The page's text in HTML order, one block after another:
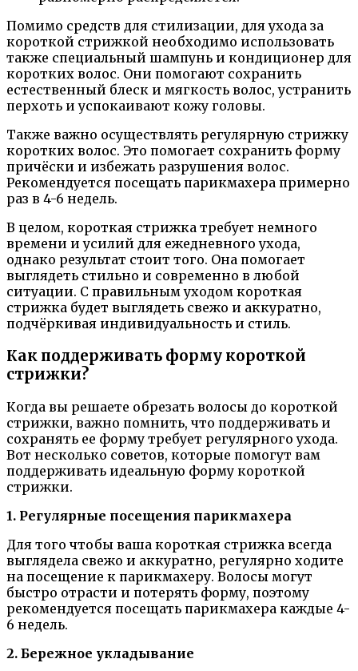
Помимо средств для стилизации, для ухода за
короткой стрижкой необходимо использовать
также специальный шампунь и кондиционер для
коротких волос. Они помогают сохранить
естественный блеск и мягкость волос, устранить
перхоть и успокаивают кожу головы.
Также важно осуществлять регулярную стрижку
коротких волос. Это помогает сохранить форму
причёски и избежать разрушения волос.
Рекомендуется посещать парикмахера примерно
раз в 4-6 недель.
В целом, короткая стрижка требует немного
времени и усилий для ежедневного ухода,
однако результат стоит того. Она помогает
выглядеть стильно и современно в любой
ситуации. С правильным уходом короткая
стрижка будет выглядеть свежо и аккуратно,
подчёркивая индивидуальность и стиль.
Как поддерживать форму короткой
стрижки?
Когда вы решаете обрезать волосы до короткой
стрижки, важно помнить, что поддерживать и
сохранять ее форму требует регулярного ухода.
Вот несколько советов, которые помогут вам
поддерживать идеальную форму короткой
стрижки.
1. Регулярные посещения парикмахера
Для того чтобы ваша короткая стрижка всегда
выглядела свежо и аккуратно, регулярно ходите
на посещение к парикмахеру. Волосы могут
быстро отрасти и потерять форму, поэтому
рекомендуется посещать парикмахера каждые 4-
6 недель.
2. Бережное укладывание